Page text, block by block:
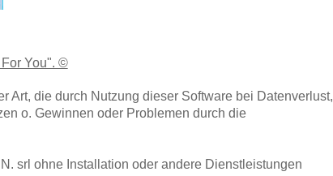
You". ©
Art, die durch Nutzung dieser Software bei Datenverlust,
o. Gewinnen oder Problemen durch die
srl ohne Installation oder andere Dienstleistungen